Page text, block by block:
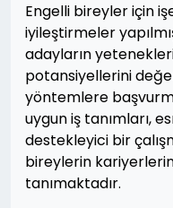
Engelli bireyler için
iyileştirmeler
adayların
potansiyellerini
yöntemlere
uygun iş tanımları,
destekleyici bir
bireylerin
tanımaktadır.